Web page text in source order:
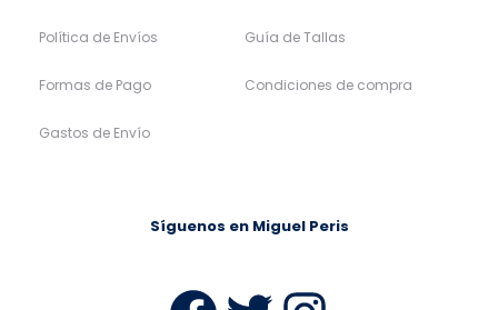
Política de Envíos
Formas de Pago
Gastos de Envío
Guía de Tallas
Condiciones de compra
Síguenos en Miguel Peris